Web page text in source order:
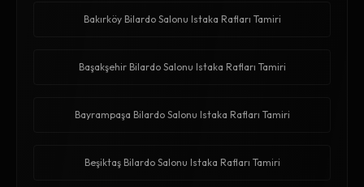
Bakırköy Bilardo Salonu Istaka Rafları Tamiri
Başakşehir Bilardo Salonu Istaka Rafları Tamiri
Bayrampaşa Bilardo Salonu Istaka Rafları Tamiri
Beşiktaş Bilardo Salonu Istaka Rafları Tamiri